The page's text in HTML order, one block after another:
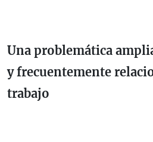
Una problemática
y frecuentemente
trabajo